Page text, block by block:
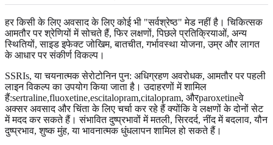
हर किसी के लिए अवसाद के लिए कोई भी "सर्वश्रेष्ठ" मेड नहीं है। चिकित्सक
आमतौर पर श्रेणियों में सोचते हैं, फिर लक्षणों, पिछले प्रतिक्रियाओं, अन्य
स्थितियों, साइड इफेक्ट जोखिम, बातचीत, गर्भावस्था योजना, उम्र और लागत
के आधार पर संकीर्ण विकल्प।
SSRIs, या चयनात्मक सेरोटोनिन पुन: अधिग्रहण अवरोधक, आमतौर पर पहली
लाइन विकल्प का उपयोग किया जाता है। उदाहरणों में शामिल
हैं:sertraline,fluoxetine,escitalopram,citalopram, औरparoxetineवे
अक्सर अवसाद और चिंता के लिए चर्चा कर रहे हैं क्योंकि वे लक्षणों के दोनों सेट
में मदद कर सकते हैं। संभावित दुष्प्रभावों में मतली, सिरदर्द, नींद में बदलाव, यौन
दुष्प्रभाव, शुष्क मुंह, या भावनात्मक धुंधलापन शामिल हो सकते हैं।